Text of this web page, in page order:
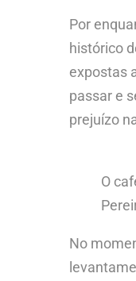
Por
histórico
expostas
passar e
prejuízo
O
No